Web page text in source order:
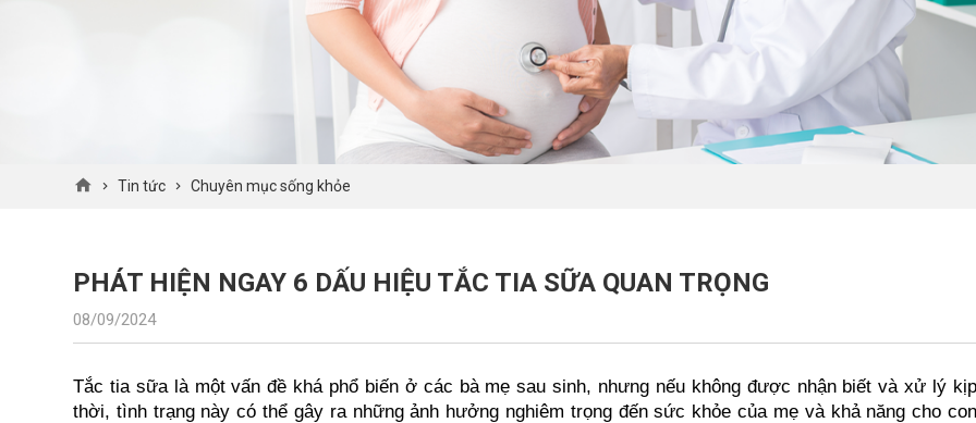
Tin tức Chuyên mục sống khỏe
​PHÁT HIỆN NGAY 6 DẤU HIỆU TẮC TIA SỮA QUAN TRỌNG
08/09/2024
Tắc tia sữa là một vấn đề khá phổ biến ở các bà mẹ sau sinh, nhưng nếu không được nhận biết và xử lý kịp
thời, tình trạng này có thể gây ra những ảnh hưởng nghiêm trọng đến sức khỏe của mẹ và khả năng cho con